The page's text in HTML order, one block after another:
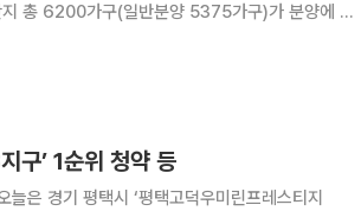
총 6200가구(일반분양 5375가구)가 분양에 나
구’ 1순위 청약 등
은 경기 평택시 ‘평택고덕우미린프레스티지